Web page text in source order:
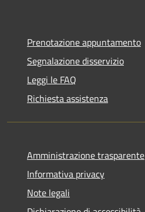
Prenotazione appuntamento
Segnalazione disservizio
Leggi le FAQ
Richiesta assistenza
Amministrazione trasparente
Informativa privacy
Note legali